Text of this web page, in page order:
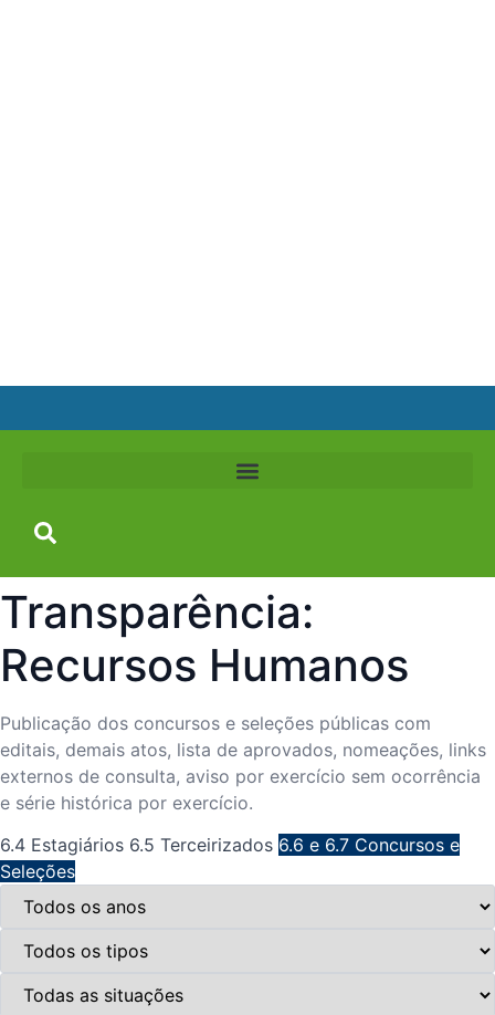
Transparência:
Recursos Humanos
Publicação dos concursos e seleções públicas com
editais, demais atos, lista de aprovados, nomeações, links
externos de consulta, aviso por exercício sem ocorrência
e série histórica por exercício.
6.4 Estagiários 6.5 Terceirizados 6.6 e 6.7 Concursos e
Seleções